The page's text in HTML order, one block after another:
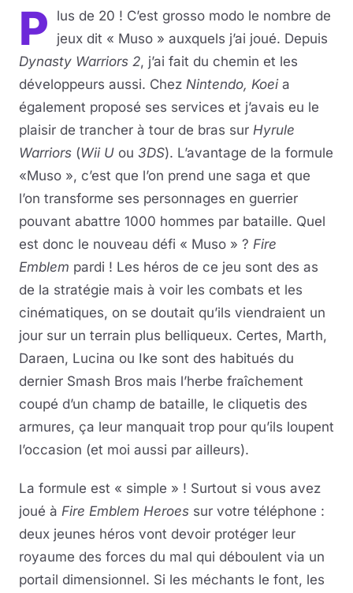
P
lus de 20 ! C’est grosso modo le nombre de
jeux dit « Muso » auxquels j’ai joué. Depuis
Dynasty Warriors 2, j’ai fait du chemin et les
développeurs aussi. Chez Nintendo, Koeia
également proposé ses services et j’avais eu le
plaisir de trancher à tour de bras sur Hyrule
Warriors (Wii U ou 3DS). L’avantage de la formule
«Muso », c’est que l’on prend une saga et que
l’on transforme ses personnages en guerrier
pouvant abattre 1000 hommes par bataille. Quel
est donc le nouveau défi « Muso » ? Fire
Emblem pardi ! Les héros de ce jeu sont des as
de la stratégie mais à voir les combats et les
cinématiques, on se doutait qu’ils viendraient un
jour sur un terrain plus belliqueux. Certes, Marth,
Daraen, Lucina ou Ike sont des habitués du
dernier Smash Bros mais l’herbe fraîchement
coupé d’un champ de bataille, le cliquetis des
armures, ça leur manquait trop pour qu’ils loupent
l’occasion (et moi aussi par ailleurs).
La formule est « simple » ! Surtout si vous avez
joué à Fire Emblem Heroes sur votre téléphone :
deux jeunes héros vont devoir protéger leur
royaume des forces du mal qui déboulent via un
portail dimensionnel. Si les méchants le font, les